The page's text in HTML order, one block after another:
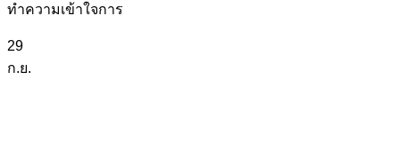
ทำความเข้าใจการ
29
ก.ย.